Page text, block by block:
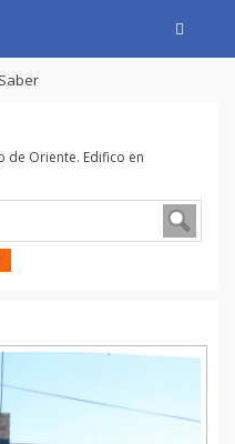
de Oriente. Edifico en